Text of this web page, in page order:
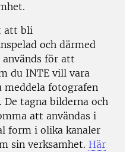
att bli
och därmed
för att
du INTE vill vara
meddela fotografen
tagna bilderna och
att användas i
form i olika kanaler
sin verksamhet. Här